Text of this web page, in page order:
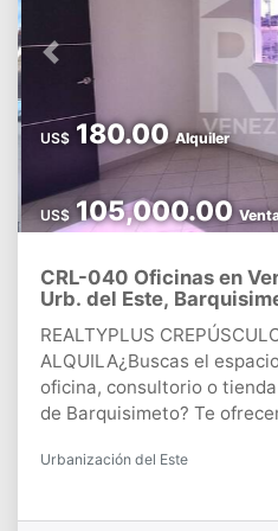
Asegurada: La zona ha
constante en su valor,
inversión segura y
Despierta cada mañana
vistas espectaculares que
disfrutar de la amplitud
Caribe.No pierdas la
paraíso!!!!CONTACTANOS!!!!
Previous
CRL-040 Oficinas en
Urb. del Este,
REALTYPLUS
ALQUILA¿Buscas el
oficina, consultorio o
de Barquisimeto? Te
empresas que requieren
emprendedores,
US$105,000.00
US$ 180.00Alquiler
Urbanización del Este